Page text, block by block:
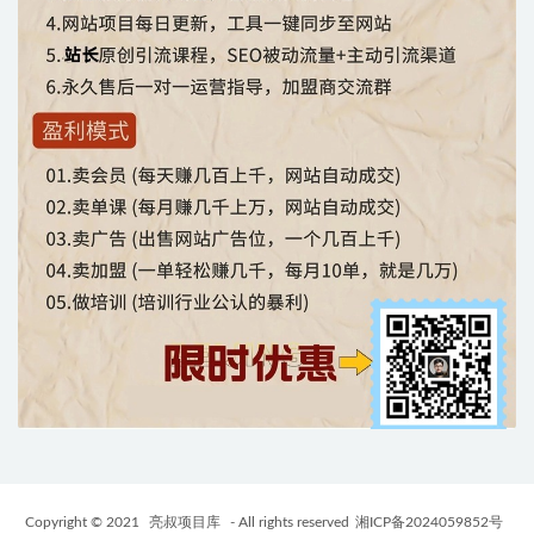
Copyright © 2021 亮叔项目库 - All rights reserved 湘ICP备2024059852号